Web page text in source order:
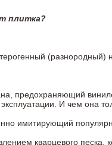
плитка?
предохраняющий
И чем она
имитирующий
кварцевого песка,